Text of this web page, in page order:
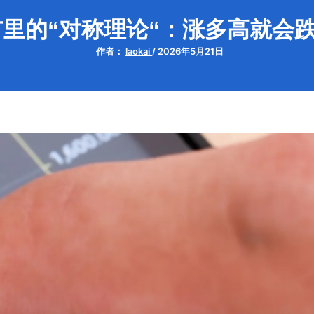
的“对称理论“：涨多高就会
作者： laokai / 2026年5月21日